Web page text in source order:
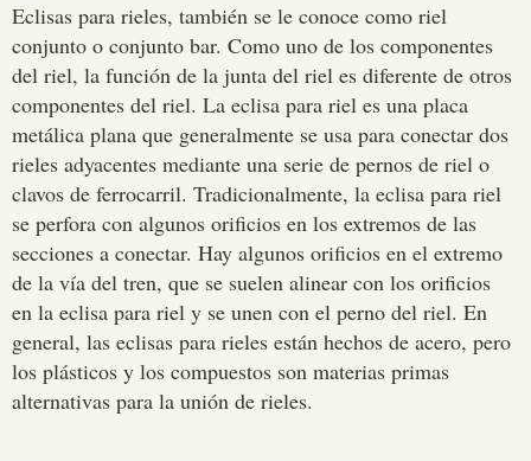
Eclisas para rieles, también se le conoce como riel
conjunto o conjunto bar. Como uno de los componentes
del riel, la función de la junta del riel es diferente de otros
componentes del riel. La eclisa para riel es una placa
metálica plana que generalmente se usa para conectar dos
rieles adyacentes mediante una serie de pernos de riel o
clavos de ferrocarril. Tradicionalmente, la eclisa para riel
se perfora con algunos orificios en los extremos de las
secciones a conectar. Hay algunos orificios en el extremo
de la vía del tren, que se suelen alinear con los orificios
en la eclisa para riel y se unen con el perno del riel. En
general, las eclisas para rieles están hechos de acero, pero
los plásticos y los compuestos son materias primas
alternativas para la unión de rieles.